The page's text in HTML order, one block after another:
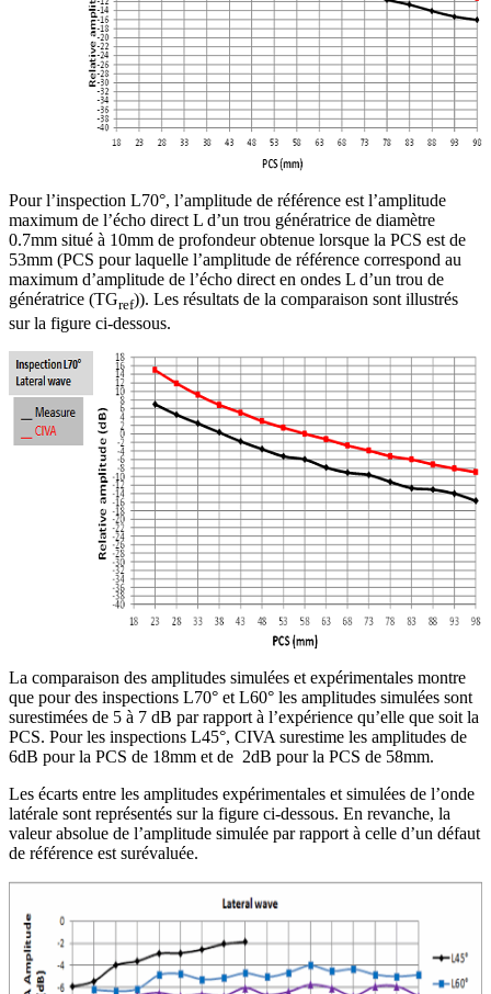
Pour l’inspection L70°, l’amplitude de référence est l’amplitude
maximum de l’écho direct L d’un trou génératrice de diamètre
0.7mm situé à 10mm de profondeur obtenue lorsque la PCS est de
53mm (PCS pour laquelle l’amplitude de référence correspond au
maximum d’amplitude de l’écho direct en ondes L d’un trou de
génératrice (TGref)). Les résultats de la comparaison sont illustrés
sur la figure ci-dessous.
La comparaison des amplitudes simulées et expérimentales montre
que pour des inspections L70° et L60° les amplitudes simulées sont
surestimées de 5 à 7 dB par rapport à l’expérience qu’elle que soit la
PCS. Pour les inspections L45°, CIVA surestime les amplitudes de
6dB pour la PCS de 18mm et de 2dB pour la PCS de 58mm.
Les écarts entre les amplitudes expérimentales et simulées de l’onde
latérale sont représentés sur la figure ci-dessous. En revanche, la
valeur absolue de l’amplitude simulée par rapport à celle d’un défaut
de référence est surévaluée.